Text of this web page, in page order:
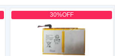
30%OFF